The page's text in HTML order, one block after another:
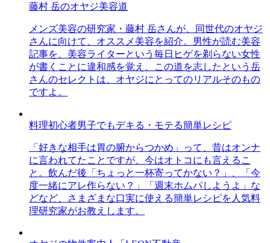
藤村 岳のオヤジ美容道
メンズ美容の研究家・藤村 岳さんが、同世代のオヤジ
さんに向けて、オススメ美容を紹介。男性が読む美容
記事を、美容ライターという毎日ヒゲを剃らない女性
が書くことに違和感を覚え、この道を志したという岳
さんのセレクトは、オヤジにとってのリアルそのもの
ですよ。
料理初心者男子でもデキる・モテる簡単レシピ
「好きな相手は胃の腑からつかめ」って、昔はオンナ
に言われてたことですが、今はオトコにも言えるこ
と。飲んだ後「ちょっと一杯寄ってかない？」、「今
度一緒にアレ作らない？」「週末ホムパしようよ」な
どなど、さまざまな口実に使える簡単レシピを人気料
理研究家がお教えします。